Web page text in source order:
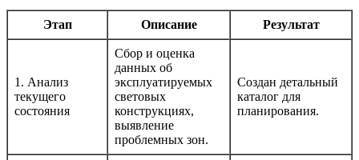
Этап Описание Результат
1. Анализ
текущего
состояния
Сбор и оценка
данных об
эксплуатируемых
световых
конструкциях,
выявление
проблемных зон.
Создан детальный
каталог для
планирования.